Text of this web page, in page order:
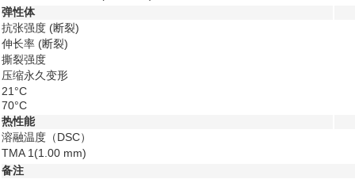
弹性体
抗张强度 (断裂)
伸长率 (断裂)
撕裂强度
压缩永久变形
21°C
70°C
热性能
溶融温度（DSC）
TMA 1 (1.00 mm)
备注